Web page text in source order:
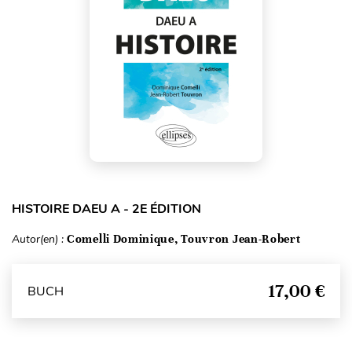
HISTOIRE DAEU A - 2E ÉDITION
Autor(en) : Comelli Dominique, Touvron Jean-Robert
BUCH 17,00 €